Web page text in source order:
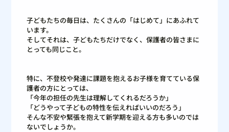
子どもたちの毎日は、たくさんの「はじめて」にあふれて
います。
そしてそれは、子どもたちだけでなく、保護者の皆さまに
とっても同じこと。
特に、不登校や発達に課題を抱えるお子様を育てている保
護者の方にとっては、
「今年の担任の先生は理解してくれるだろうか」
「どうやって子どもの特性を伝えればいいのだろう」
そんな不安や緊張を抱えて新学期を迎える方も多いのでは
ないでしょうか。